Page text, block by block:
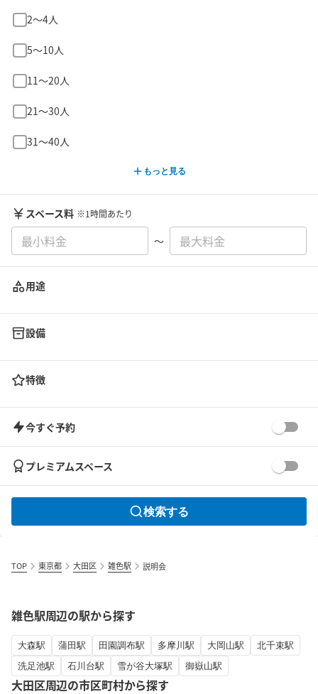
2〜4人
5〜10人
11〜20人
21〜30人
31〜40人
もっと見る
スペース料 ※1時間あたり
〜
用途
設備
特徴
今すぐ予約
プレミアムスペース
検索する
TOP 東京都 大田区 雑色駅 説明会
雑色駅周辺の駅から探す
大森駅 蒲田駅 田園調布駅 多摩川駅 大岡山駅
北千束駅
洗足池駅
石川台駅 雪が谷大塚駅 御嶽山駅
大田区周辺の市区町村から探す